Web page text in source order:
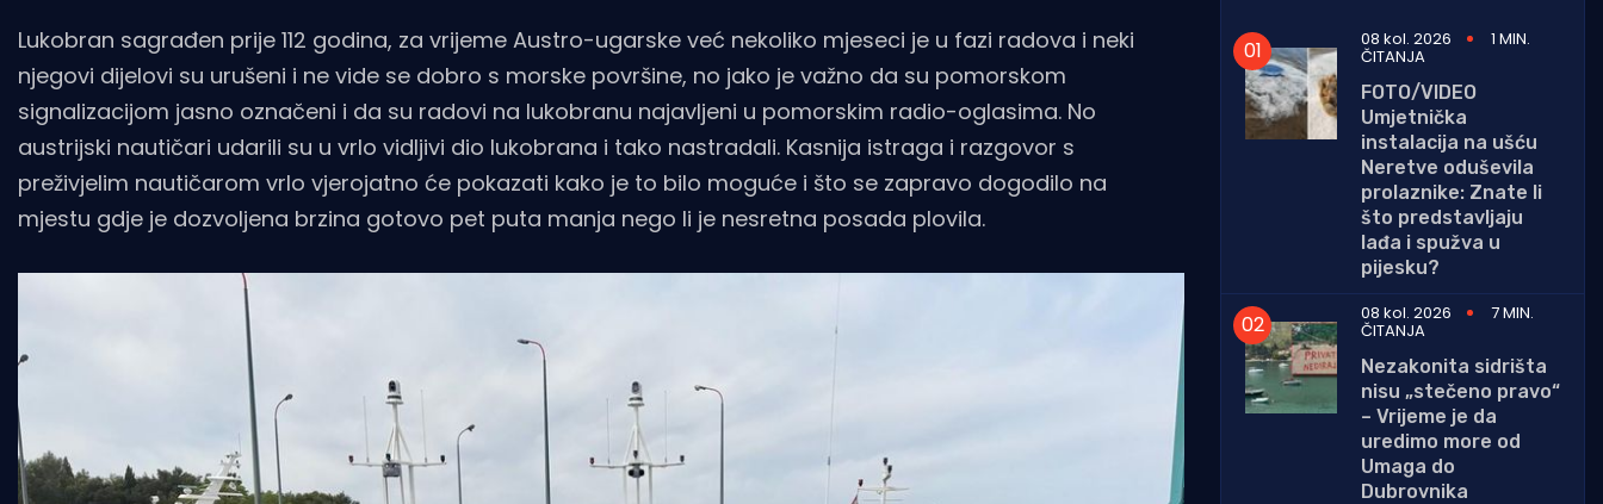
Lukobran sagrađen prije 112 godina, za vrijeme Austro-ugarske već nekoliko mjeseci je u fazi radova i neki
njegovi dijelovi su urušeni i ne vide se dobro s morske površine, no jako je važno da su pomorskom
signalizacijom jasno označeni i da su radovi na lukobranu najavljeni u pomorskim radio-oglasima. No
austrijski nautičari udarili su u vrlo vidljivi dio lukobrana i tako nastradali. Kasnija istraga i razgovor s
preživjelim nautičarom vrlo vjerojatno će pokazati kako je to bilo moguće i što se zapravo dogodilo na
mjestu gdje je dozvoljena brzina gotovo pet puta manja nego li je nesretna posada plovila.
08 kol. 2026 1 MIN.
ČITANJA
FOTO/VIDEO
Umjetnička
instalacija na ušću
Neretve oduševila
prolaznike: Znate li
što predstavljaju
lađa i spužva u
pijesku?
08 kol. 2026
7 MIN.
ČITANJA
Nezakonita sidrišta
nisu „stečeno pravo“
– Vrijeme je da
uredimo more od
Umaga do
Dubrovnika